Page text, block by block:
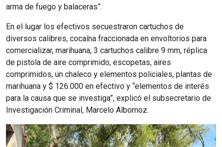
arma de fuego y balaceras”.
En el lugar los efectivos secuestraron cartuchos de
diversos calibres, cocaína fraccionada en envoltorios para
comercializar, marihuana, 3 cartuchos calibre 9 mm, réplica
de pistola de aire comprimido, escopetas, aires
comprimidos, un chaleco y elementos policiales, plantas de
marihuana y $ 126.000 en efectivo y “elementos de interés
para la causa que se investiga”, explicó el subsecretario de
Investigación Criminal, Marcelo Albornoz.